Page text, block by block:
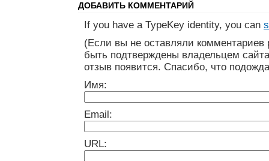
ДОБАВИТЬ КОММЕНТАРИЙ
If you have a TypeKey identity, you can
(Если вы не оставляли
быть подтверждены владельцем
отзыв появится. Спасибо, что
Имя:
Email:
URL: